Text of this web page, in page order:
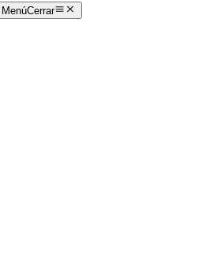
MenúCerrar